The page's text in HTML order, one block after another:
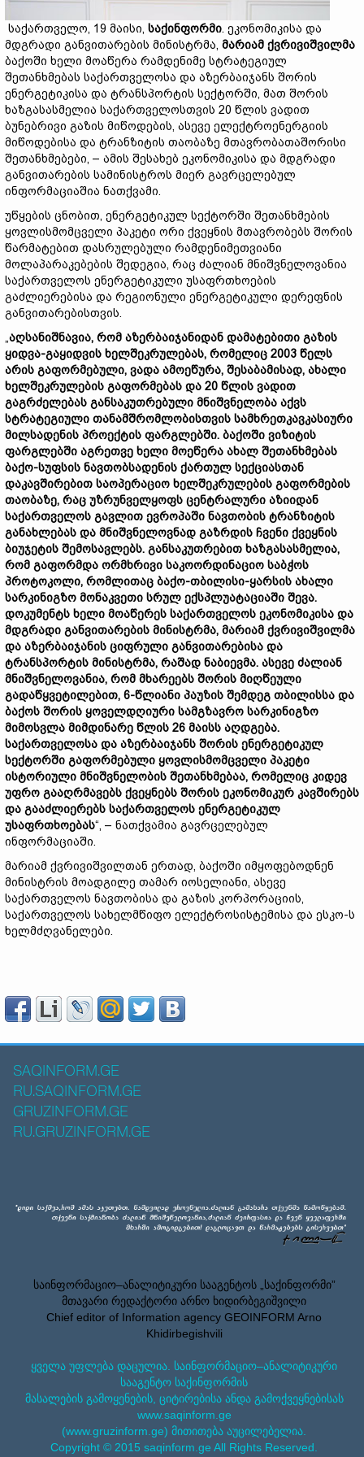
საქართველო, 19 მაისი, საქინფორმი. ეკონომიკისა და
მდგრადი განვითარების მინისტრმა, მარიამ ქვრივიშვილმა
ბაქოში ხელი მოაწერა რამდენიმე სტრატეგიულ
შეთანხმებას საქართველოსა და აზერბაიჯანს შორის
ენერგეტიკისა და ტრანსპორტის სექტორში, მათ შორის
ხაზგასასმელია საქართველოსთვის 20 წლის ვადით
ბუნებრივი გაზის მიწოდების, ასევე ელექტროენერგიის
მიწოდებისა და ტრანზიტის თაობაზე მთავრობათაშორისი
შეთანხმებები, – ამის შესახებ ეკონომიკისა და მდგრადი
განვითარების სამინისტროს მიერ გავრცელებულ
ინფორმაციაშია ნათქვამი.
უწყების ცნობით, ენერგეტიკულ სექტორში შეთანხმების
ყოვლისმომცველი პაკეტი ორი ქვეყნის მთავრობებს შორის
წარმატებით დასრულებული რამდენიმეთვიანი
მოლაპარაკებების შედეგია, რაც ძალიან მნიშვნელოვანია
საქართველოს ენერგეტიკული უსაფრთხოების
გაძლიერებისა და რეგიონული ენერგეტიკული დერეფნის
განვითარებისთვის.
„აღსანიშნავია, რომ აზერბაიჯანიდან დამატებითი გაზის
ყიდვა-გაყიდვის ხელშეკრულებას, რომელიც 2003 წელს
არის გაფორმებული, ვადა ამოეწურა, შესაბამისად, ახალი
ხელშეკრულების გაფორმებას და 20 წლის ვადით
გაგრძელებას განსაკუთრებული მნიშვნელობა აქვს
სტრატეგიული თანამშრომლობისთვის სამხრეთკავკასიური
მილსადენის პროექტის ფარგლებში. ბაქოში ვიზიტის
ფარგლებში აგრეთვე ხელი მოეწერა ახალ შეთანხმებას
ბაქო-სუფსის ნავთობსადენის ქართულ სექციასთან
დაკავშირებით საოპერაციო ხელშეკრულების გაფორმების
თაობაზე, რაც უზრუნველყოფს ცენტრალური აზიიდან
საქართველოს გავლით ევროპაში ნავთობის ტრანზიტის
განახლებას და მნიშვნელოვნად გაზრდის ჩვენი ქვეყნის
ბიუჯეტის შემოსავლებს. განსაკუთრებით ხაზგასასმელია,
რომ გაფორმდა ორმხრივი საკოორდინაციო საბჭოს
პროტოკოლი, რომლითაც ბაქო-თბილისი-ყარსის ახალი
სარკინიგზო მონაკვეთი სრულ ექსპლუატაციაში შევა.
დოკუმენტს ხელი მოაწერეს საქართველოს ეკონომიკისა და
მდგრადი განვითარების მინისტრმა, მარიამ ქვრივიშვილმა
და აზერბაიჯანის ციფრული განვითარებისა და
ტრანსპორტის მინისტრმა, რაშად ნაბიევმა. ასევე ძალიან
მნიშვნელოვანია, რომ მხარეებს შორის მიღწეული
გადაწყვეტილებით, 6-წლიანი პაუზის შემდეგ თბილისსა და
ბაქოს შორის ყოველდღიური სამგზავრო სარკინიგზო
მიმოსვლა მიმდინარე წლის 26 მაისს აღდგება.
საქართველოსა და აზერბაიჯანს შორის ენერგეტიკულ
სექტორში გაფორმებული ყოვლისმომცველი პაკეტი
ისტორიული მნიშვნელობის შეთანხმებაა, რომელიც კიდევ
უფრო გააღრმავებს ქვეყნებს შორის ეკონომიკურ კავშირებს
და გააძლიერებს საქართველოს ენერგეტიკულ
უსაფრთხოებას“, – ნათქვამია გავრცელებულ
ინფორმაციაში.
მარიამ ქვრივიშვილთან ერთად, ბაქოში იმყოფებოდნენ
მინისტრის მოადგილე თამარ იოსელიანი, ასევე
საქართველოს ნავთობისა და გაზის კორპორაციის,
საქართველოს სახელმწიფო ელექტროსისტემისა და ესკო-ს
ხელმძღვანელები.
SAQINFORM.GE
RU.SAQINFORM.GE
GRUZINFORM.GE
RU.GRUZINFORM.GE
საინფორმაციო–ანალიტიკური სააგენტოს „საქინფორმი”
მთავარი რედაქტორი არნო ხიდირბეგიშვილი
Chief editor of Information agency GEOINFORM Arno
Khidirbegishvili
ყველა უფლება დაცულია. საინფორმაციო–ანალიტიკური
სააგენტო საქინფორმის
მასალების გამოყენების, ციტირებისა ანდა გამოქვეყნებისას
www.saqinform.ge
(www.gruzinform.ge) მითითება აუცილებელია.
Copyright © 2015 saqinform.ge All Rights Reserved.